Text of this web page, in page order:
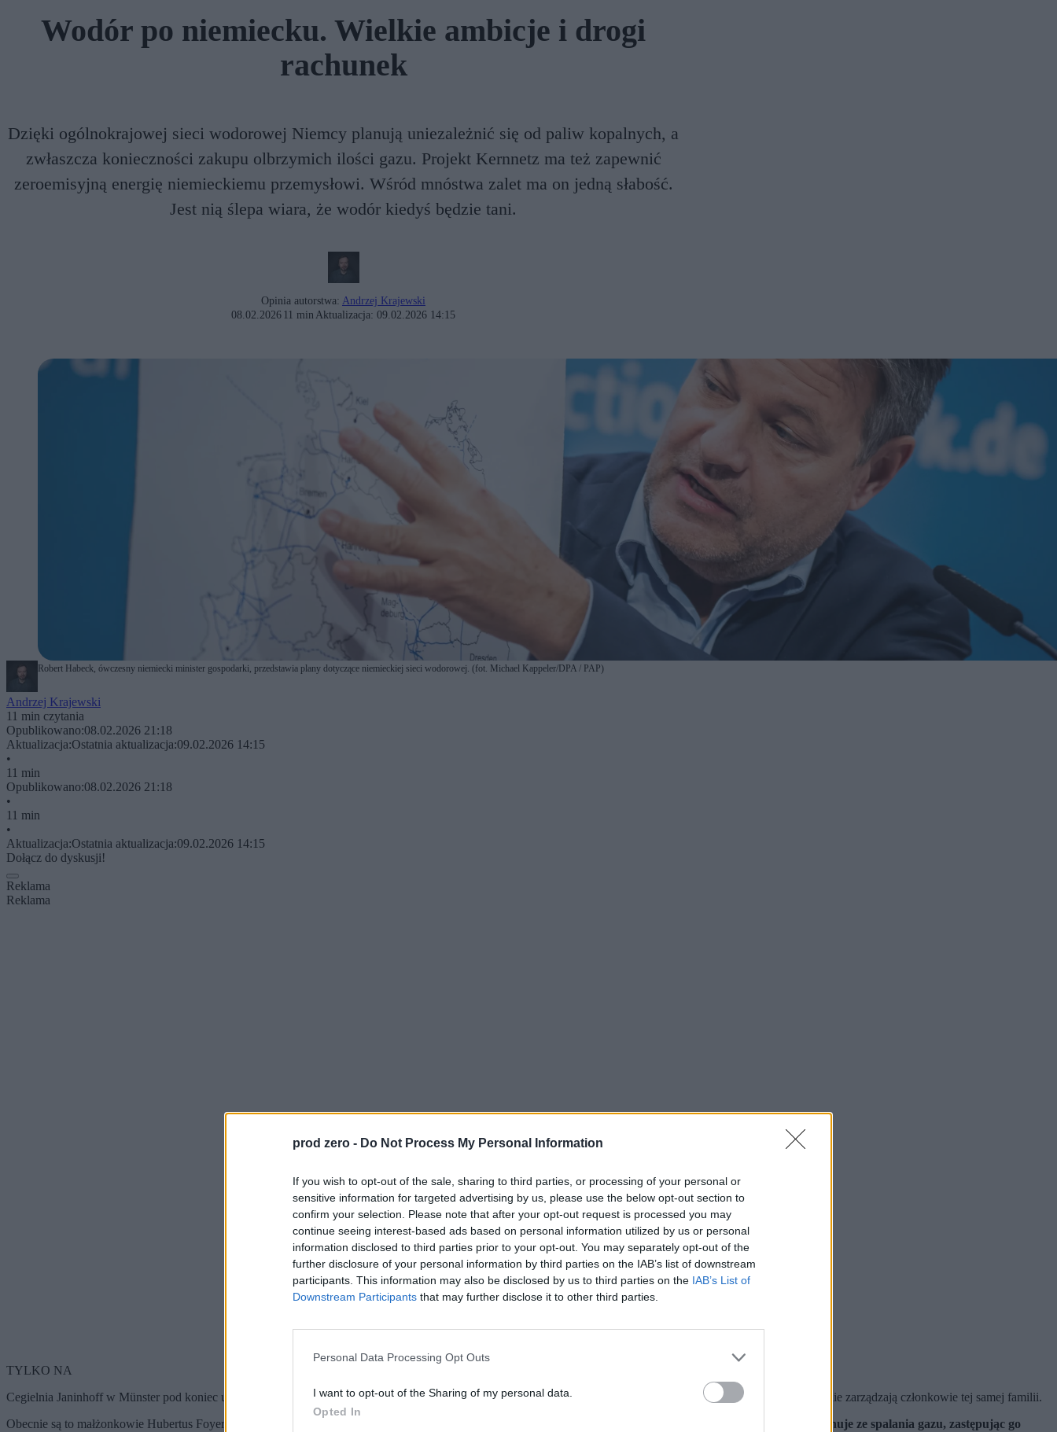
prod zero - Do Not Process My Personal Information
If you wish to opt-out of the sale, sharing to third parties, or processing of your personal or
sensitive information for targeted advertising by us, please use the below opt-out section to
confirm your selection. Please note that after your opt-out request is processed you may
continue seeing interest-based ads based on personal information utilized by us or personal
information disclosed to third parties prior to your opt-out. You may separately opt-out of the
further disclosure of your personal information by third parties on the IAB’s list of downstream
participants. This information may also be disclosed by us to third parties on the IAB’s List of
Downstream Participants that may further disclose it to other third parties.
Personal Data Processing Opt Outs
I want to opt-out of the Sharing of my personal data.
Opted In
Wodór po niemiecku. Wielkie ambicje i drogi
rachunek
Dzięki ogólnokrajowej sieci wodorowej Niemcy planują uniezależnić się od paliw kopalnych, a
zwłaszcza konieczności zakupu olbrzymich ilości gazu. Projekt Kernnetz ma też zapewnić
zeroemisyjną energię niemieckiemu przemysłowi. Wśród mnóstwa zalet ma on jedną słabość.
Jest nią ślepa wiara, że wodór kiedyś będzie tani.
Opinia autorstwa: Andrzej Krajewski
08.02.2026 11 min Aktualizacja: 09.02.2026 14:15
Robert Habeck, ówczesny niemiecki minister gospodarki, przedstawia plany dotyczące niemieckiej sieci wodorowej. (fot. Michael Kappeler/DPA / PAP)
Andrzej Krajewski
11 min czytania
Opublikowano:08.02.2026 21:18
Aktualizacja:Ostatnia aktualizacja:09.02.2026 14:15
•
11 min
Opublikowano:08.02.2026 21:18
•
11 min
•
Aktualizacja:Ostatnia aktualizacja:09.02.2026 14:15
Dołącz do dyskusji!
Reklama
Reklama
TYLKO NA
Cegielnia Janinhoff w Münster pod koniec ubiegłego roku stała się najsławniejszą firmą rodzinną w Niemczech. Od 1907 r. przedsiębiorstwem z pokolenia na pokolenie zarządzają członkowie tej samej familii.
Obecnie są to małżonkowie Hubertus Foyer i Ute Janinhoff-Foyer. Dzięki ich inicjatywie
zrezygnuje ze spalania gazu, zastępując go